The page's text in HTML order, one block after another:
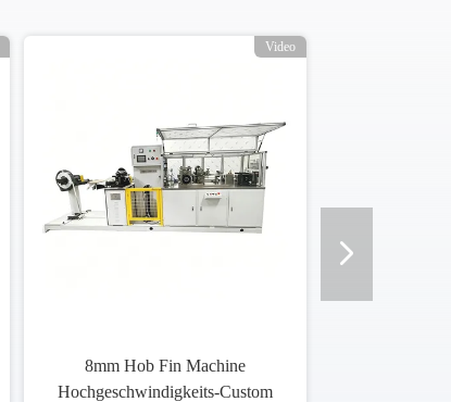
Video
8mm Hob Fin Machine
Hochgeschwindigkeits-Custom